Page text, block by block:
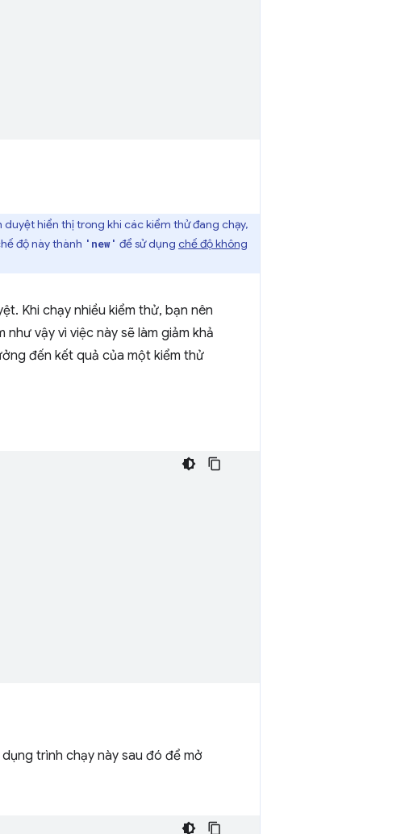
duyệt hiển thị trong khi các kiểm thử đang chạy,
độ này thành 'new' để sử dụng chế độ không
Khi chạy nhiều kiểm thử, bạn nên
vậy vì việc này sẽ làm giảm khả
đến kết quả của một kiểm thử
trình chạy này sau đó để mở